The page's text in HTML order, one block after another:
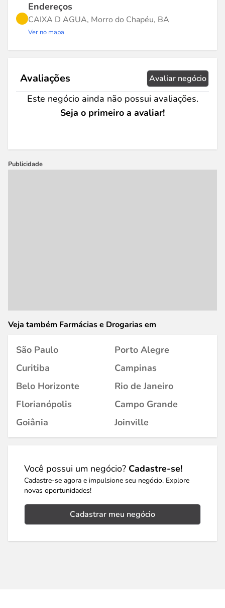
Endereços
CAIXA D AGUA, Morro do Chapéu, BA
Ver no mapa
Avaliações Avaliar negócio
Este negócio ainda não possui avaliações.
Seja o primeiro a avaliar!
Publicidade
Veja também Farmácias e Drogarias em
São Paulo
Porto Alegre
Curitiba
Campinas
Belo Horizonte
Rio de Janeiro
Florianópolis
Campo Grande
Goiânia
Joinville
Você possui um negócio? Cadastre-se!
Cadastre-se agora e impulsione seu negócio. Explore
novas oportunidades!
Cadastrar meu negócio